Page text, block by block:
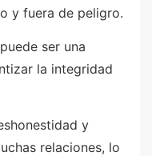
y fuera de peligro.
ser una
la integridad
y
relaciones, lo